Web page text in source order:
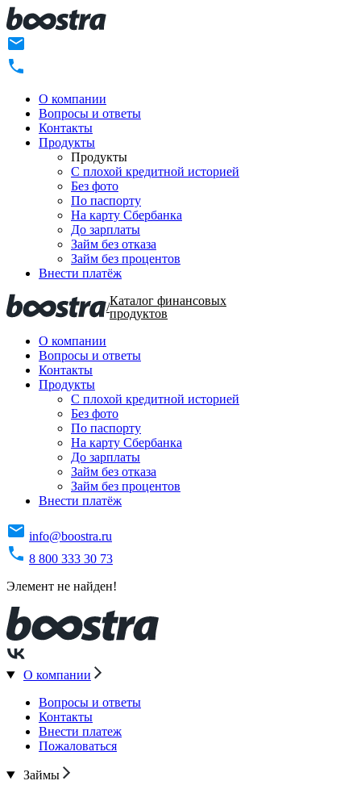
О компании
Вопросы и ответы
Контакты
Продукты
Продукты
C плохой кредитной историей
Без фото
По паспорту
На карту Сбербанка
До зарплаты
Займ без отказа
Займ без процентов
Внести платёж
/Каталог финансовых
продуктов
О компании
Вопросы и ответы
Контакты
Продукты
C плохой кредитной историей
Без фото
По паспорту
На карту Сбербанка
До зарплаты
Займ без отказа
Займ без процентов
Внести платёж
info@boostra.ru
8 800 333 30 73
Элемент не найден!
О компании
Вопросы и ответы
Контакты
Внести платеж
Пожаловаться
Займы